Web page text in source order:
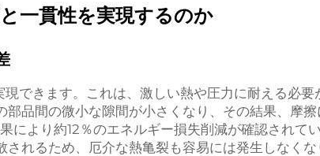
一貫性を実現するのか
できます。これは、激しい熱や圧力に耐える必
品間の微小な隙間が小さくなり、その結果、摩
より約12％のエネルギー損失削減が確認されて
れるため、厄介な熱亀裂も容易には発生しなく